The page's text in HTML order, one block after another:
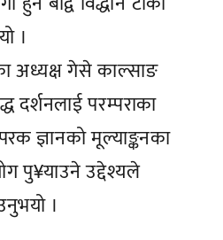
।
अध्यक्ष गेसे काल्साङ
दर्शनलाई परम्पराका
ज्ञानको मूल्याङ्कनका
पु¥याउने उद्देश्यले
।